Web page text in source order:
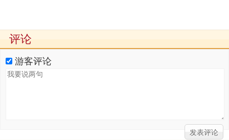
评论
游客评论